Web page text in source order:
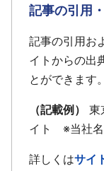
記事の引用
記事の引用お
イトからの出
とができます。
（記載例）
東
イト ※当社名
詳しくはサイ